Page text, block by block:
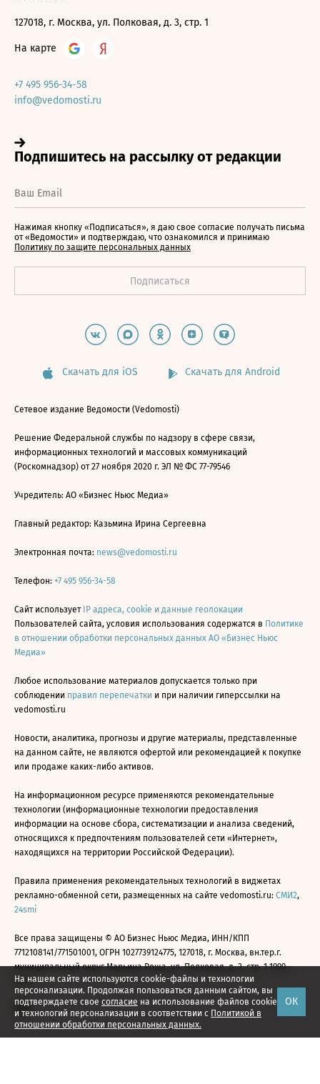
На нашем сайте используются cookie-файлы и технологии
персонализации. Продолжая пользоваться данным сайтом, вы
подтверждаете свое согласие на использование файлов cookie
и технологий персонализации в соответствии с Политикой в
отношении обработки персональных данных.
ОК
127018, г. Москва, ул. Полковая, д. 3, стр. 1
На карте
+7 495 956-34-58
info@vedomosti.ru
Нажимая кнопку «Подписаться», я даю свое согласие получать письма
от «Ведомости» и подтверждаю, что ознакомился и принимаю
Политику по защите персональных данных
Скачать для iOS Скачать для Android
Сетевое издание Ведомости (Vedomosti)
Решение Федеральной службы по надзору в сфере связи,
информационных технологий и массовых коммуникаций
(Роскомнадзор) от 27 ноября 2020 г. ЭЛ № ФС 77-79546
Учредитель: АО «Бизнес Ньюс Медиа»
Главный редактор: Казьмина Ирина Сергеевна
Электронная почта: news@vedomosti.ru
Телефон: +7 495 956-34-58
Сайт использует IP адреса, cookie и данные геолокации
Пользователей сайта, условия использования содержатся в Политике
в отношении обработки персональных данных АО «Бизнес Ньюс
Медиа»
Любое использование материалов допускается только при
соблюдении правил перепечатки и при наличии гиперссылки на
vedomosti.ru
Новости, аналитика, прогнозы и другие материалы, представленные
на данном сайте, не являются офертой или рекомендацией к покупке
или продаже каких-либо активов.
На информационном ресурсе применяются рекомендательные
технологии (информационные технологии предоставления
информации на основе сбора, систематизации и анализа сведений,
относящихся к предпочтениям пользователей сети «Интернет»,
находящихся на территории Российской Федерации).
Правила применения рекомендательных технологий в виджетах
рекламно-обменной сети, размещенных на сайте vedomosti.ru: СМИ2,
24smi
Все права защищены © АО Бизнес Ньюс Медиа, ИНН/КПП
7712108141/771501001, ОГРН 1027739124775, 127018, г. Москва, вн.тер.г.
муниципальный округ Марьина Роща, ул. Полковая, д. 3, стр. 1 1999—
2026